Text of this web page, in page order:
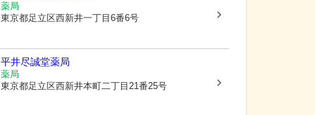
薬局
東京都足立区西新井一丁目6番6号
平井尽誠堂薬局
薬局
東京都足立区西新井本町二丁目21番25号